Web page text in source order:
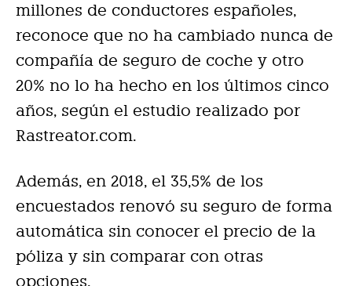
millones de conductores españoles,
reconoce que no ha cambiado nunca de
compañía de seguro de coche y otro
20% no lo ha hecho en los últimos cinco
años, según el estudio realizado por
Rastreator.com.
Además, en 2018, el 35,5% de los
encuestados renovó su seguro de forma
automática sin conocer el precio de la
póliza y sin comparar con otras
opciones.